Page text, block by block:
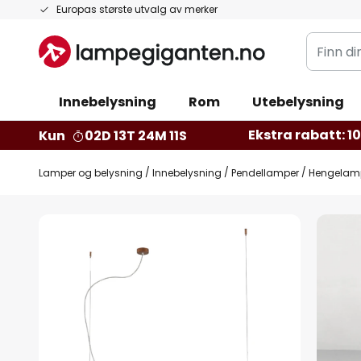
Europas største utvalg av merker
Hopp
innhold
Finn
din
Innebelysning Rom Utebelysning
Kun
02D 13T 24M 10S Ekstra rabatt: 10
Lamper og belysning Innebelysning Pendellamper
bildegalleri